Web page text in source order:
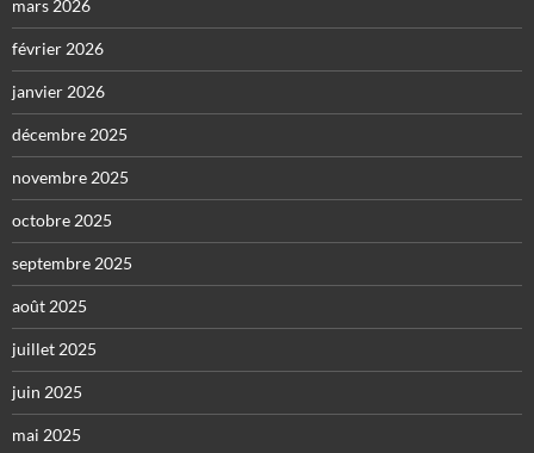
mars 2026
février 2026
janvier 2026
décembre 2025
novembre 2025
octobre 2025
septembre 2025
août 2025
juillet 2025
juin 2025
mai 2025